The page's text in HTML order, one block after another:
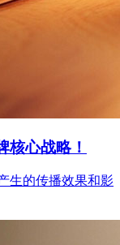
核心战略！
生的传播效果和影